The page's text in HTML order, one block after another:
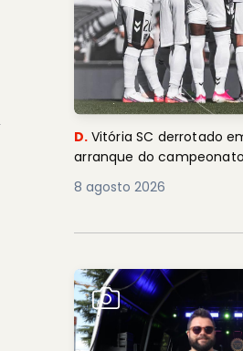
D. Vitória SC derrotado
arranque do campeonato
8 agosto 2026